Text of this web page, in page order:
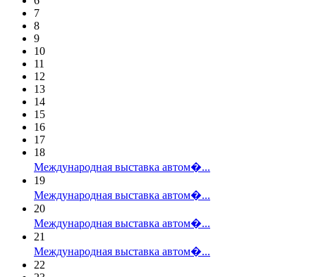
7
8
9
10
11
12
13
14
15
16
17
18
Международная выставка автом�...
19
Международная выставка автом�...
20
Международная выставка автом�...
21
Международная выставка автом�...
22